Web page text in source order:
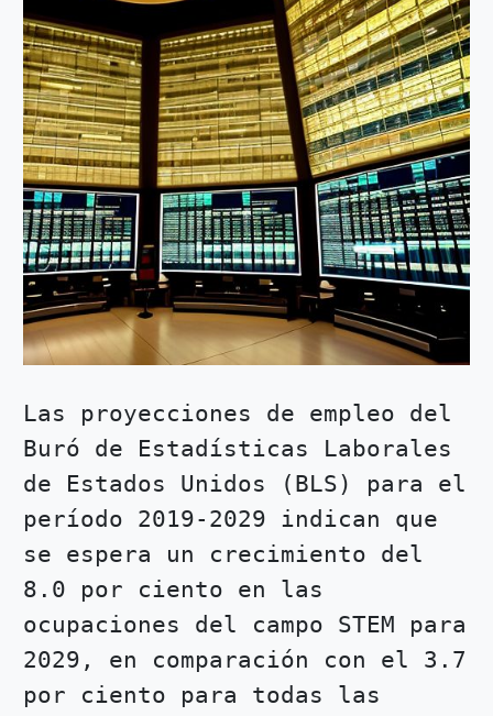
Las proyecciones de empleo del
Buró de Estadísticas Laborales
de Estados Unidos (BLS) para el
período 2019-2029 indican que
se espera un crecimiento del
8.0 por ciento en las
ocupaciones del campo STEM para
2029, en comparación con el 3.7
por ciento para todas las